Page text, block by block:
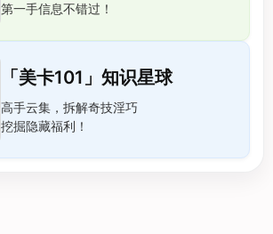
第一手信息不错过！
「美卡101」知识星球
高手云集，拆解奇技淫巧
挖掘隐藏福利！